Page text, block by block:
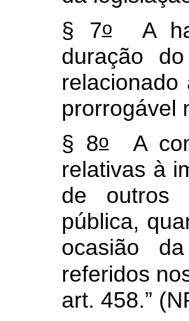
§ 7oA
duração
prorrogável
§ 8oA
relativas à
de outros
pública,
ocasião
referidos
art. 458.”